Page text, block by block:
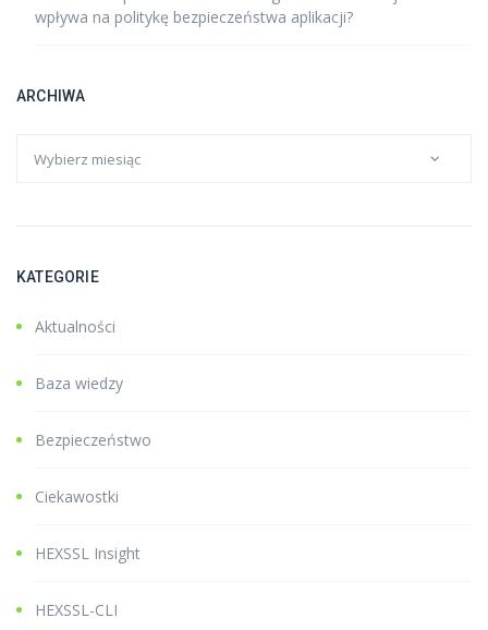
wpływa na politykę bezpieczeństwa aplikacji?
ARCHIWA
KATEGORIE
Aktualności
Baza wiedzy
Bezpieczeństwo
Ciekawostki
HEXSSL Insight
HEXSSL-CLI